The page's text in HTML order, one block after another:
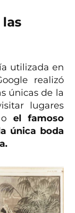
utilizada en
realizó
únicas de la
lugares
el famoso
única boda